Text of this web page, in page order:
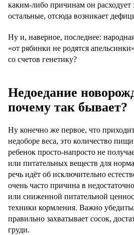
каким-либо причинам он
остальные, отсюда возникает
Ну и, наверное, последнее:
«от рябинки не родятся
со счетов генетику?
Недоедание
почему так бывает?
Ну конечно же первое, что
недоборе веса, это количество
ребенок просто-напросто не
или питательных веществ для
речь идёт об исключительно
очень часто причина в
или сниженной питательной
техники кормления. Важно
правильно захватывает сосок,
груди.